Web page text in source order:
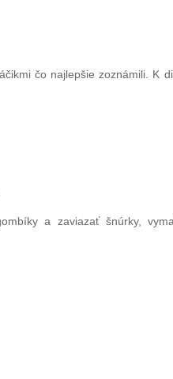
čo najlepšie zoznámili. K
a zaviazať šnúrky,